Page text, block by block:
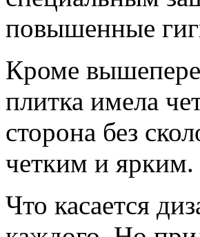
повышенные
Кроме
плитка имела
сторона без
четким и ярким.
Что касается